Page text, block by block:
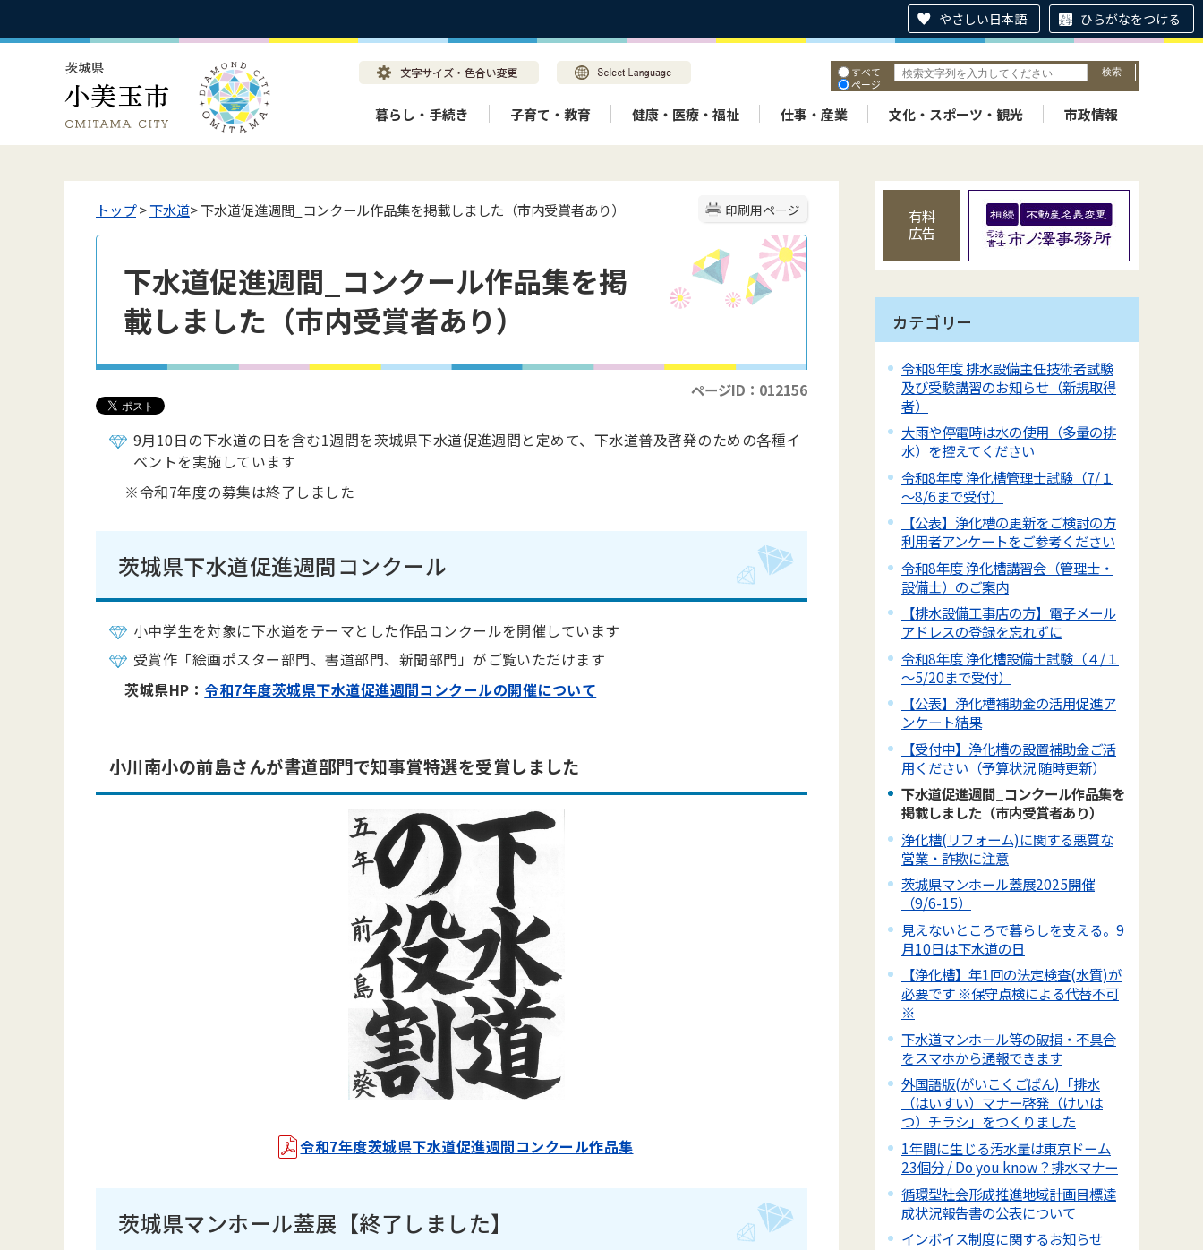
やさしい日本語 ひらがなをつける
すべて
ページ
暮らし・手続き 子育て・教育 健康・医療・福祉 仕事・産業 文化・スポーツ・観光 市政情報
印刷用ページ
トップ>下水道> 下水道促進週間_コンクール作品集を掲載しました（市内受賞者あり）
下水道促進週間_コンクール作品集を掲
載しました（市内受賞者あり）
ページID：012156
9月10日の下水道の日を含む1週間を茨城県下水道促進週間と定めて、下水道普及啓発のための各種イ
ベントを実施しています
※令和7年度の募集は終了しました
茨城県下水道促進週間コンクール
小中学生を対象に下水道をテーマとした作品コンクールを開催しています
受賞作「絵画ポスター部門、書道部門、新聞部門」がご覧いただけます
茨城県HP：令和7年度茨城県下水道促進週間コンクールの開催について
小川南小の前島さんが書道部門で知事賞特選を受賞しました
令和7年度茨城県下水道促進週間コンクール作品集
茨城県マンホール蓋展【終了しました】
有料
広告
カテゴリー
令和8年度 排水設備主任技術者試験
及び受験講習のお知らせ（新規取得
者）
大雨や停電時は水の使用（多量の排
水）を控えてください
令和8年度 浄化槽管理士試験（7/１
～8/6まで受付）
【公表】浄化槽の更新をご検討の方
利用者アンケートをご参考ください
令和8年度 浄化槽講習会（管理士・
設備士）のご案内
【排水設備工事店の方】電子メール
アドレスの登録を忘れずに
令和8年度 浄化槽設備士試験（４/１
～5/20まで受付）
【公表】浄化槽補助金の活用促進ア
ンケート結果
【受付中】浄化槽の設置補助金ご活
用ください（予算状況 随時更新）
下水道促進週間_コンクール作品集を
掲載しました（市内受賞者あり）
浄化槽(リフォーム)に関する悪質な
営業・詐欺に注意
茨城県マンホール蓋展2025開催
（9/6-15）
見えないところで暮らしを支える。9
月10日は下水道の日
【浄化槽】年1回の法定検査(水質)が
必要です ※保守点検による代替不可
※
下水道マンホール等の破損・不具合
をスマホから通報できます
外国語版(がいこくごばん)「排水
（はいすい）マナー啓発（けいは
つ）チラシ」をつくりました
1年間に生じる汚水量は東京ドーム
23個分 / Do you know？排水マナー
循環型社会形成推進地域計画目標達
成状況報告書の公表について
インボイス制度に関するお知らせ